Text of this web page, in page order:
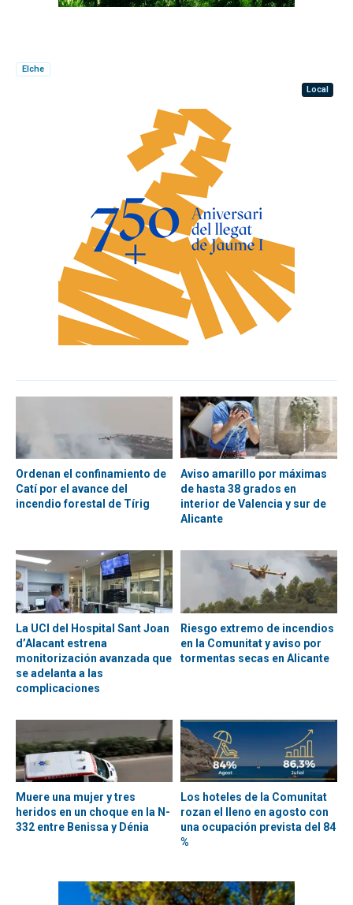
Elche
Local
Ordenan el confinamiento de
Catí por el avance del
incendio forestal de Tírig
Aviso amarillo por máximas
de hasta 38 grados en
interior de Valencia y sur de
Alicante
La UCI del Hospital Sant Joan
d’Alacant estrena
monitorización avanzada que
se adelanta a las
complicaciones
Riesgo extremo de incendios
en la Comunitat y aviso por
tormentas secas en Alicante
Muere una mujer y tres
heridos en un choque en la N-
332 entre Benissa y Dénia
Los hoteles de la Comunitat
rozan el lleno en agosto con
una ocupación prevista del 84
%